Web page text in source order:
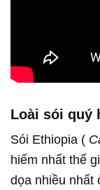
Loài sói quý
Sói Ethiopia (
hiếm nhất thế
dọa nhiều